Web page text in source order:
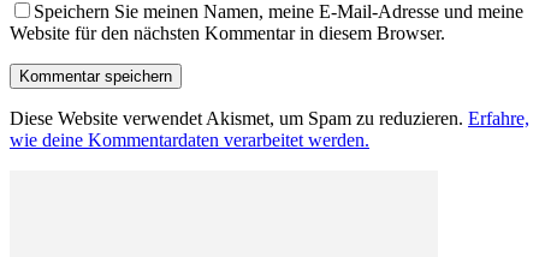
Speichern Sie meinen Namen, meine E-Mail-Adresse und meine
Website für den nächsten Kommentar in diesem Browser.
Diese Website verwendet Akismet, um Spam zu reduzieren. Erfahre,
wie deine Kommentardaten verarbeitet werden.